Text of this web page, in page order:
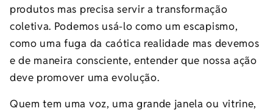
produtos mas precisa servir a transformação
coletiva. Podemos usá-lo como um escapismo,
como uma fuga da caótica realidade mas devemos
e de maneira consciente, entender que nossa ação
deve promover uma evolução.
Quem tem uma voz, uma grande janela ou vitrine,